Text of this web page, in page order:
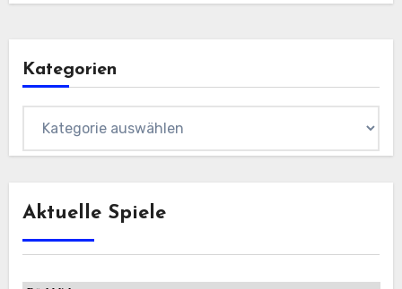
Kategorien
Aktuelle Spiele